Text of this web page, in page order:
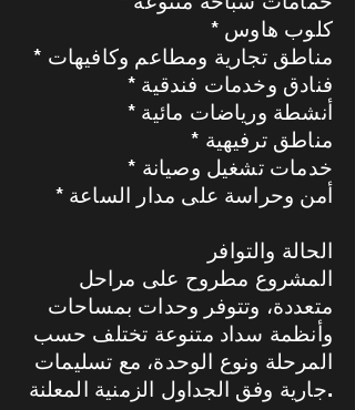
* كلوب هاوس
* مناطق تجارية ومطاعم وكافيهات
* فنادق وخدمات فندقية
* أنشطة ورياضات مائية
* مناطق ترفيهية
* خدمات تشغيل وصيانة
* أمن وحراسة على مدار الساعة
الحالة والتوافر
المشروع مطروح على مراحل
متعددة، وتتوفر وحدات بمساحات
وأنظمة سداد متنوعة تختلف حسب
المرحلة ونوع الوحدة، مع تسليمات
جارية وفق الجداول الزمنية المعلنة.